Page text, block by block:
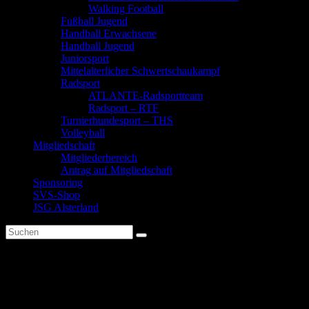
Walking Football
Fußball Jugend
Handball Erwachsene
Handball Jugend
Juniorsport
Mittelalterlicher Schwertschaukampf
Radsport
ATLANTE-Radsportteam
Radsport – RTF
Turnierhundesport – THS
Volleyball
Mitgliedschaft
Mitgliederbereich
Antrag auf Mitgliedschaft
Sponsoring
SVS-Shop
JSG Alsterland